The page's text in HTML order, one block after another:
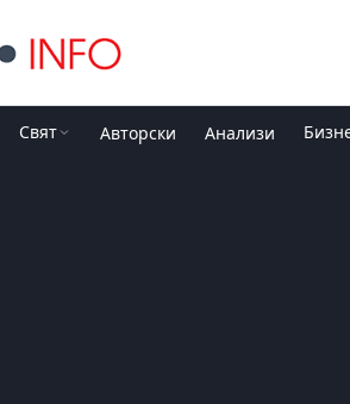
Свят Авторски Анализи